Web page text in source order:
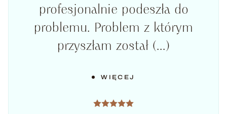
profesjonalnie podeszła do
problemu. Problem z którym
przyszłam został (...)
WIĘCEJ